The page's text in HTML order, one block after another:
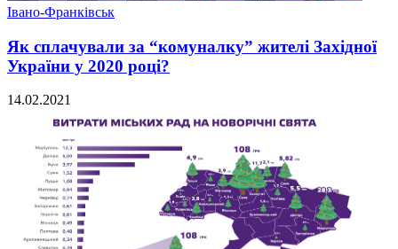
Івано-Франківськ
Як сплачували за “комуналку” жителі Західної
України у 2020 році?
14.02.2021